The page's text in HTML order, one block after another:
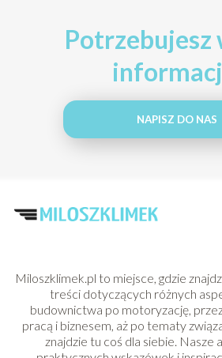
Potrzebujesz
NAPISZ DO NAS
Miloszklimek.pl to miejsce, gdzie
treści dotyczących różnych
budownictwa po motoryzację,
pracą i biznesem, aż po tematy
znajdzie tu coś dla siebie. Nasze